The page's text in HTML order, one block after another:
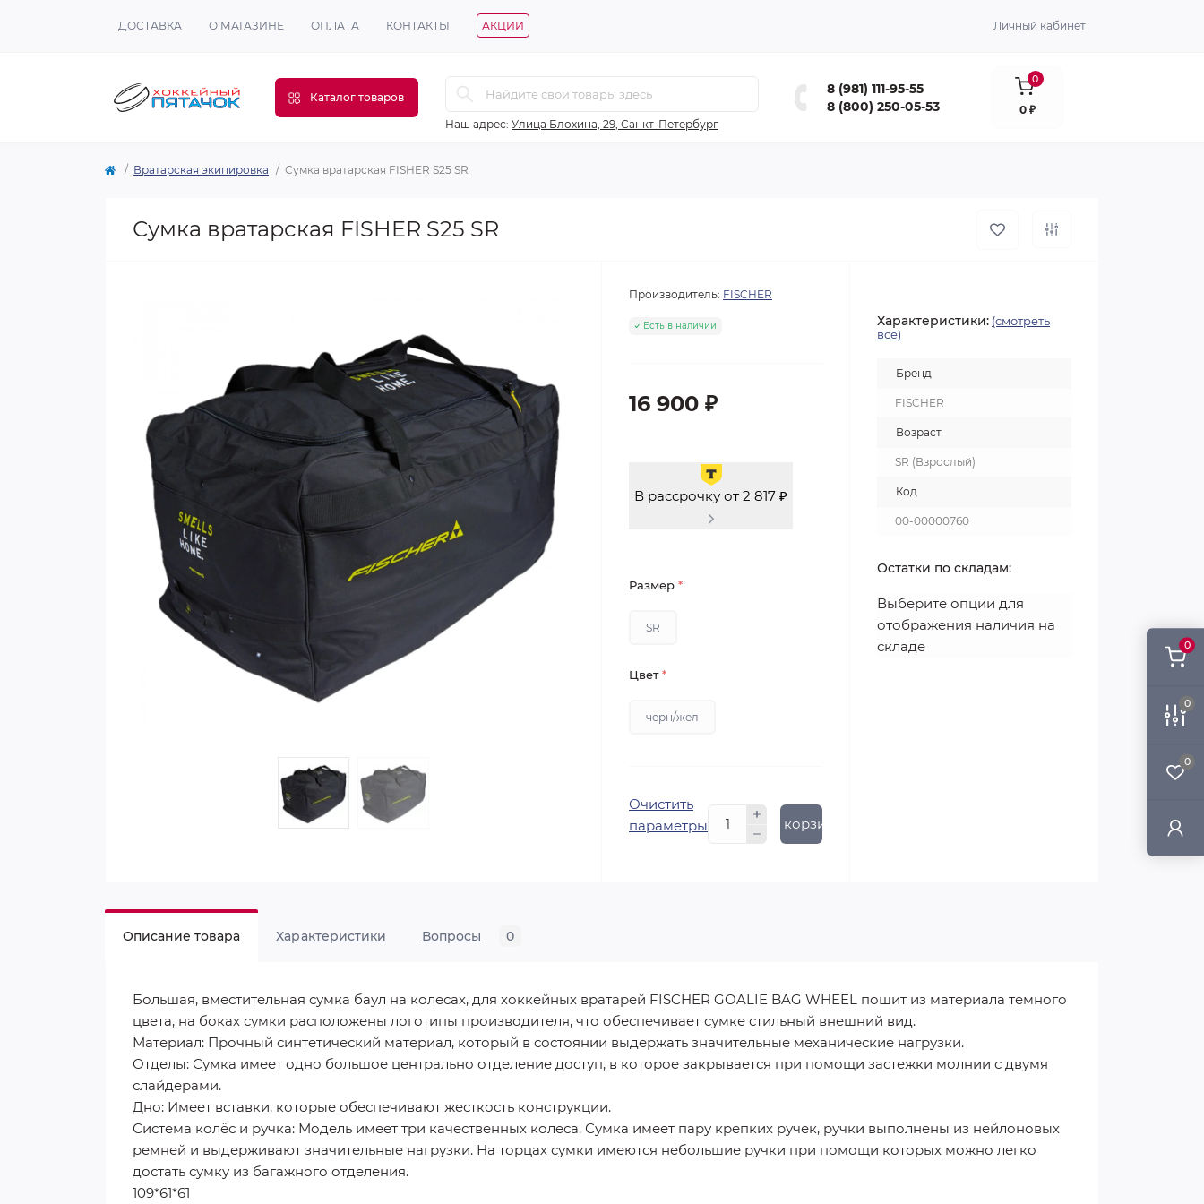
0
0
0
ДОСТАВКА О МАГАЗИНЕ ОПЛАТА КОНТАКТЫ АКЦИИ Личный кабинет
Каталог товаров
Наш адрес: Улица Блохина, 29, Санкт-Петербург
8 (981) 111-95-55
8 (800) 250-05-53
0
0 ₽
Вратарская экипировка Сумка вратарская FISHER S25 SR
Сумка вратарская FISHER S25 SR
Производитель: FISCHER
Есть в наличии
16 900 ₽
В рассрочку от 2 817 ₽
Размер *
SR
Цвет*
черн/жел
Очистить
параметры
В корзину
Характеристики: (смотреть
все)
Бренд
FISCHER
Возраст
SR (Взрослый)
Код
00-00000760
Остатки по складам:
Выберите опции для
отображения наличия на
складе
Описание товара Характеристики Вопросы 0
Большая, вместительная сумка баул на колесах, для хоккейных вратарей FISCHER GOALIE BAG WHEEL пошит из материала темного
цвета, на боках сумки расположены логотипы производителя, что обеспечивает сумке стильный внешний вид.
Материал: Прочный синтетический материал, который в состоянии выдержать значительные механические нагрузки.
Отделы: Сумка имеет одно большое центрально отделение доступ, в которое закрывается при помощи застежки молнии с двумя
слайдерами.
Дно: Имеет вставки, которые обеспечивают жесткость конструкции.
Система колёс и ручка: Модель имеет три качественных колеса. Сумка имеет пару крепких ручек, ручки выполнены из нейлоновых
ремней и выдерживают значительные нагрузки. На торцах сумки имеются небольшие ручки при помощи которых можно легко
достать сумку из багажного отделения.
109*61*61